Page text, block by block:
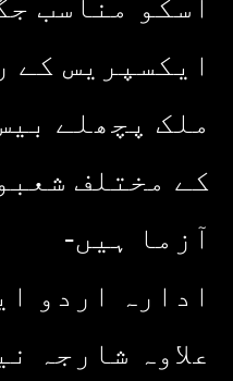
اسکو مناسب
ایکسپریس کے
ملک پچھلے
کے مختلف
آزما ہیں-
ادارہ اردو
علاوہ شارجہ